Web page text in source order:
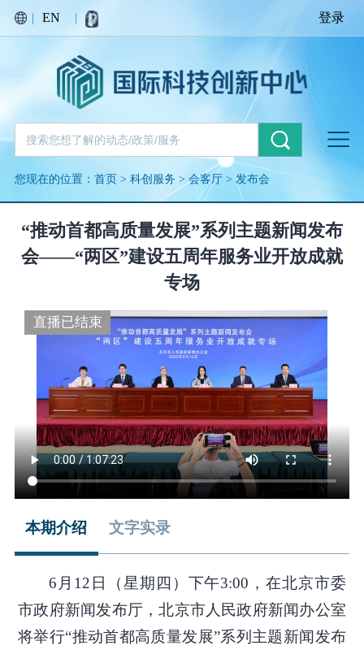
| EN | 登录
繁荣红
丰收金
生命绿
您现在的位置： 首页> 科创服务 > 会客厅> 发布会
“推动首都高质量发展”系列主题新闻发布
会——“两区”建设五周年服务业开放成就
专场
直播已结束
本期介绍 文字实录
6月12日（星期四）下午3:00，在北京市委
市政府新闻发布厅，北京市人民政府新闻办公室
将举行“推动首都高质量发展”系列主题新闻发布